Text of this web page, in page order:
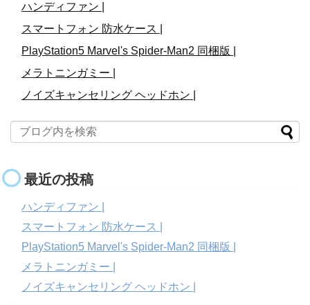
ハンディファン |
スマートフォン 防水ケース |
PlayStation5 Marvel's Spider-Man2 同梱版 |
メラトニンガミー |
ノイズキャンセリング ヘッドホン |
最近の投稿
ハンディファン |
スマートフォン 防水ケース |
PlayStation5 Marvel's Spider-Man2 同梱版 |
メラトニンガミー |
ノイズキャンセリング ヘッドホン |